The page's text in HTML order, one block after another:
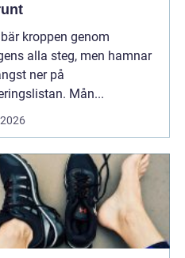
kroppen genom
alla steg, men hamnar
ner på
Mån...